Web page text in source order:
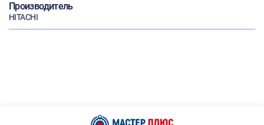
Производитель
HITACHI